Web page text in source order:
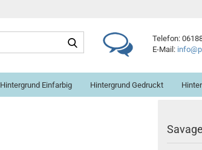
Suche...
Telefon:
E-Mail:
Hintergrund Einfarbig Hintergrund Gedruckt